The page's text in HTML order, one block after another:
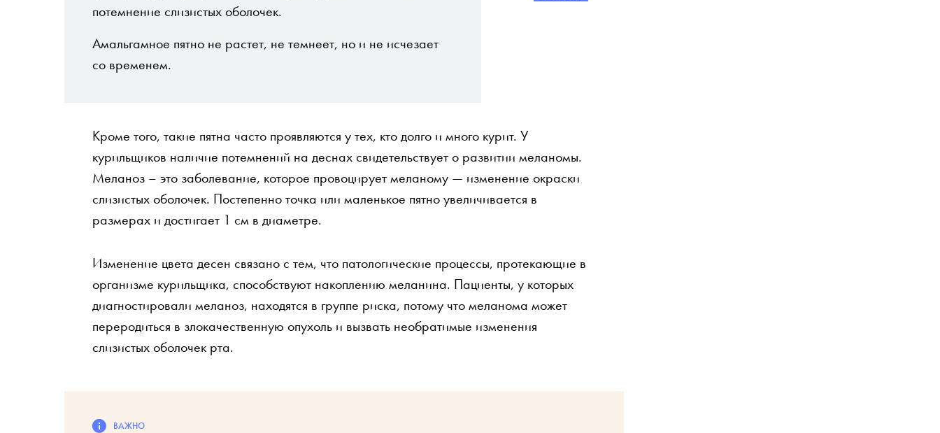
потемнение слизистых оболочек.
Амальгамное пятно не растет, не темнеет, но и не исчезает
со временем.
Кроме того, такие пятна часто проявляются у тех, кто долго и много курит. У
курильщиков наличие потемнений на деснах свидетельствует о развитии меланомы.
Меланоз – это заболевание, которое провоцирует меланому — изменение окраски
слизистых оболочек. Постепенно точка или маленькое пятно увеличивается в
размерах и достигает 1 см в диаметре.
Изменение цвета десен связано с тем, что патологические процессы, протекающие в
организме курильщика, способствуют накоплению меланина. Пациенты, у которых
диагностировали меланоз, находятся в группе риска, потому что меланома может
переродиться в злокачественную опухоль и вызвать необратимые изменения
слизистых оболочек рта.